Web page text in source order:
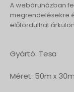
A webáruházban
megrendelésekre
előfordulhat
Gyártó: Tesa
Méret: 50m x